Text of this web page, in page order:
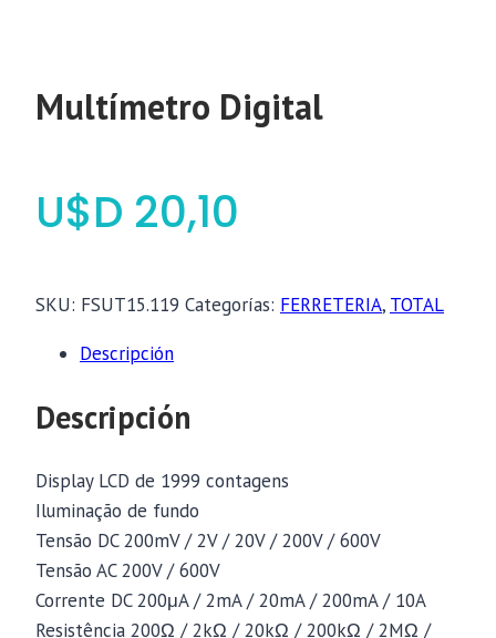
Multímetro Digital
$ 20,10
SKU: FSUT15.119 Categorías: FERRETERIA, TOTAL
Descripción
Descripción
Display LCD de 1999 contagens
Iluminação de fundo
Tensão DC 200mV / 2V / 20V / 200V / 600V
Tensão AC 200V / 600V
Corrente DC 200μA / 2mA / 20mA / 200mA / 10A
Resistência 200Ω / 2kΩ / 20kΩ / 200kΩ / 2MΩ /